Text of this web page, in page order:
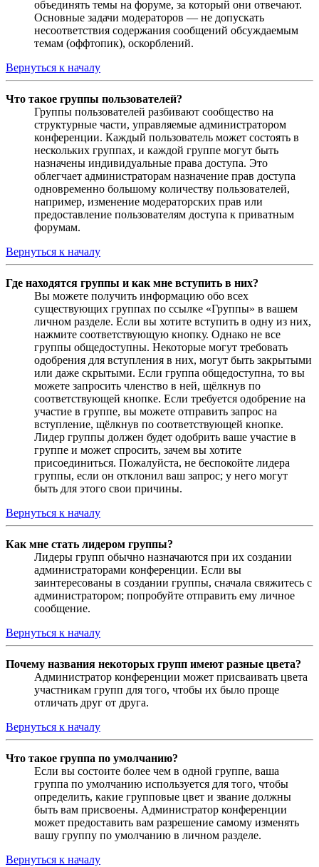
объединять темы на форуме, за который они отвечают.
Основные задачи модераторов — не допускать
несоответствия содержания сообщений обсуждаемым
темам (оффтопик), оскорблений.
Вернуться к началу
Что такое группы пользователей?
Группы пользователей разбивают сообщество на
структурные части, управляемые администратором
конференции. Каждый пользователь может состоять в
нескольких группах, и каждой группе могут быть
назначены индивидуальные права доступа. Это
облегчает администраторам назначение прав доступа
одновременно большому количеству пользователей,
например, изменение модераторских прав или
предоставление пользователям доступа к приватным
форумам.
Вернуться к началу
Где находятся группы и как мне вступить в них?
Вы можете получить информацию обо всех
существующих группах по ссылке «Группы» в вашем
личном разделе. Если вы хотите вступить в одну из них,
нажмите соответствующую кнопку. Однако не все
группы общедоступны. Некоторые могут требовать
одобрения для вступления в них, могут быть закрытыми
или даже скрытыми. Если группа общедоступна, то вы
можете запросить членство в ней, щёлкнув по
соответствующей кнопке. Если требуется одобрение на
участие в группе, вы можете отправить запрос на
вступление, щёлкнув по соответствующей кнопке.
Лидер группы должен будет одобрить ваше участие в
группе и может спросить, зачем вы хотите
присоединиться. Пожалуйста, не беспокойте лидера
группы, если он отклонил ваш запрос; у него могут
быть для этого свои причины.
Вернуться к началу
Как мне стать лидером группы?
Лидеры групп обычно назначаются при их создании
администраторами конференции. Если вы
заинтересованы в создании группы, сначала свяжитесь с
администратором; попробуйте отправить ему личное
сообщение.
Вернуться к началу
Почему названия некоторых групп имеют разные цвета?
Администратор конференции может присваивать цвета
участникам групп для того, чтобы их было проще
отличать друг от друга.
Вернуться к началу
Что такое группа по умолчанию?
Если вы состоите более чем в одной группе, ваша
группа по умолчанию используется для того, чтобы
определить, какие групповые цвет и звание должны
быть вам присвоены. Администратор конференции
может предоставить вам разрешение самому изменять
вашу группу по умолчанию в личном разделе.
Вернуться к началу